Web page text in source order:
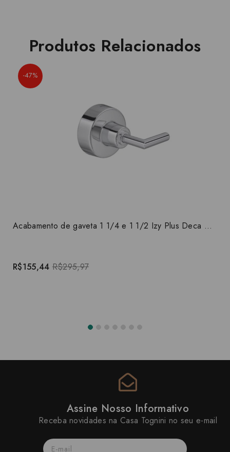
Produtos Relacionados
-47%
Acabamento de gaveta 1 1/4 e 1 1/2 Izy Plus Deca 4900.C24.GD
R$155,44 R$295,97
Assine Nosso Informativo
Receba novidades na Casa Tognini no seu e-mail